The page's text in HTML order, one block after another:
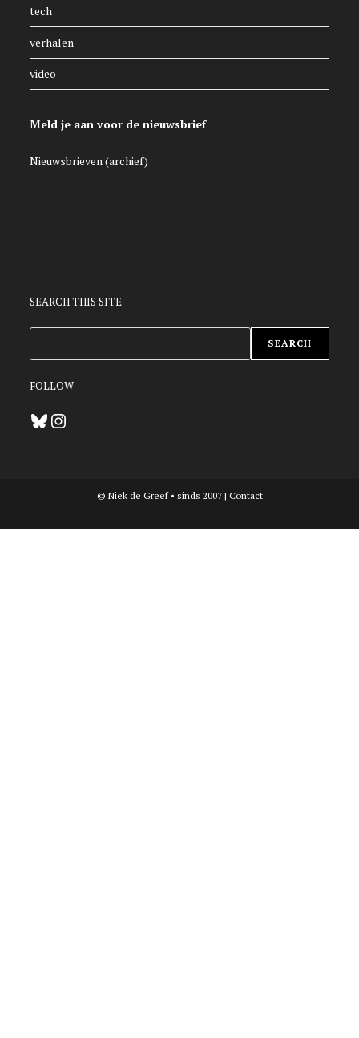
tech
verhalen
video
Meld je aan voor de nieuwsbrief
Nieuwsbrieven (archief)
SEARCH THIS SITE
SEARCH
FOLLOW
BlueskyInstagram
© Niek de Greef • sinds 2007 | Contact